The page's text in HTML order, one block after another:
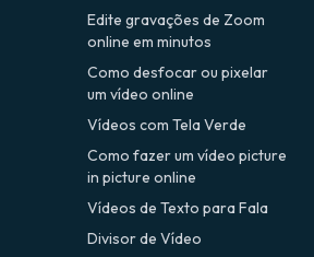
Edite gravações de Zoom
online em minutos
Como desfocar ou pixelar
um vídeo online
Vídeos com Tela Verde
Como fazer um vídeo picture
in picture online
Vídeos de Texto para Fala
Divisor de Vídeo